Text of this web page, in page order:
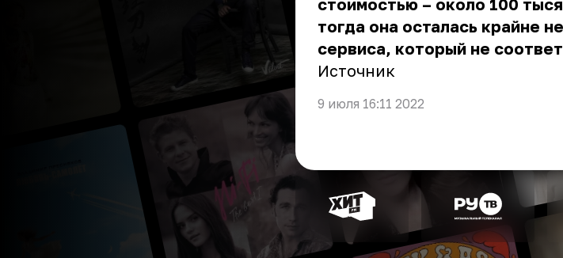
тогда она осталась крайне
сервиса, который не
Источник
9 июля 16:11 2022